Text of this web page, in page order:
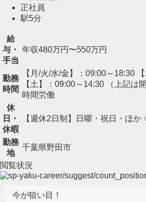
正社員
駅5分
給
与・
手当
年収480万円〜550万円
勤務
時間
【月/火/水/金】：09:00～18:30
【土】：09:00～14:30 （上記は
時間労働
休
日・
休暇
【週休2日制】日曜・祝日・ほ
勤務
地
千葉県野田市
閲覧状況
今が狙い目！